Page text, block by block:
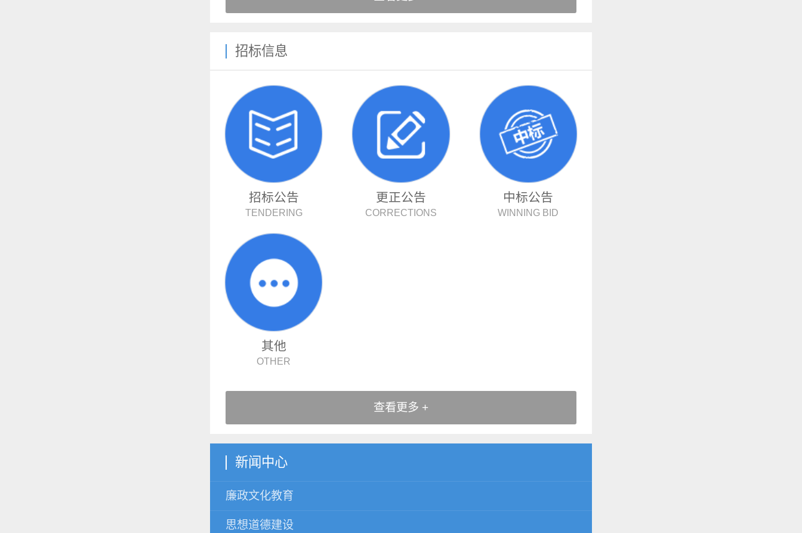
招标信息
招标公告
TENDERING
更正公告
CORRECTIONS
中标公告
WINNING BID
其他
OTHER
查看更多 +
新闻中心
廉政文化教育
思想道德建设